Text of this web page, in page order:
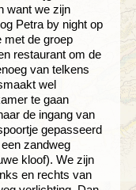
want we zijn
Petra by night op
met de groep
restaurant om de
van telkens
wel
te gaan
de ingang van
gepasseerd
zandweg
kloof). We zijn
en rechts van